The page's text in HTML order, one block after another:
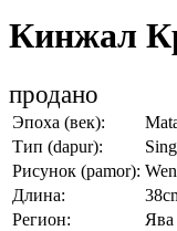
Кинжал
продано
Эпоха (век):
Тип (dapur):
Рисунок (pamor):
Длина:
Регион:
Ява